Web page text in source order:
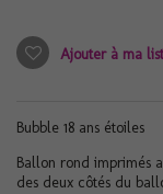
Ajouter à ma
Bubble 18 ans étoiles
Ballon rond imprimés
des deux côtés du